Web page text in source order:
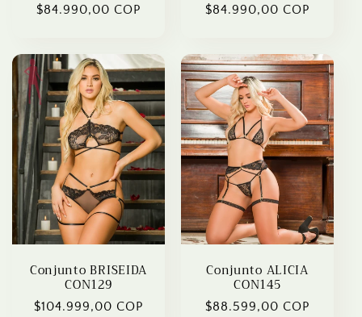
Regular
$84.990,00 COP
Regular
$84.990,00 COP
Conjunto BRISEIDA
CON129
Regular
$104.999,00 COP
Conjunto ALICIA
CON145
Regular
$88.599,00 COP